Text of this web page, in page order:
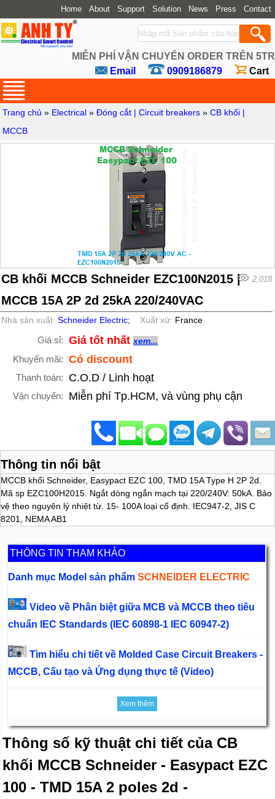
Home About Support Solution News Press Contact
MIỄN PHÍ VẬN CHUYỂN ORDER TRÊN 5TR
Email
0909186879 Cart
Trang chủ » Electrical »Đóng cắt | Circuit breakers »CB khối |
MCCB
CB khối MCCB Schneider EZC100N2015 |
MCCB 15A 2P 2d 25kA 220/240VAC
2,018
Nhà sản xuất:Schneider Electric; Xuất xứ: France
Giá sỉ: Giá tốt nhấtxem...
Khuyến mãi: Có discount
Thanh toán: C.O.D / Linh hoạt
Vận chuyển: Miễn phí Tp.HCM, và vùng phụ cận
Thông tin nổi bật
MCCB khối Schneider, Easypact EZC 100, TMD 15A Type H 2P 2d.
Mã sp EZC100H2015. Ngắt dòng ngắn mạch tại 220/240V: 50kA. Bảo
vệ theo nguyên lý nhiệt từ. 15- 100A loại cố định. IEC947-2, JIS C
8201, NEMA AB1
THÔNG TIN THAM KHẢO
Danh mục Model sản phẩmSCHNEIDER ELECTRIC
Video về Phân biệt giữa MCB và MCCB theo tiêu
chuẩn IEC Standards (IEC 60898-1 IEC 60947-2)
Tìm hiểu chi tiết về Molded Case Circuit Breakers -
MCCB, Cấu tạo và Ứng dụng thực tế (Video)
Xem thêm
Thông số kỹ thuật chi tiết của CB
khối MCCB Schneider - Easypact EZC
100 - TMD 15A 2 poles 2d -